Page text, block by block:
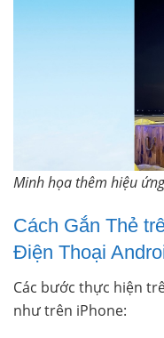
Minh họa thêm hiệu
Cách Gắn Thẻ
Điện Thoại
Các bước thực hiện
như trên iPhone: